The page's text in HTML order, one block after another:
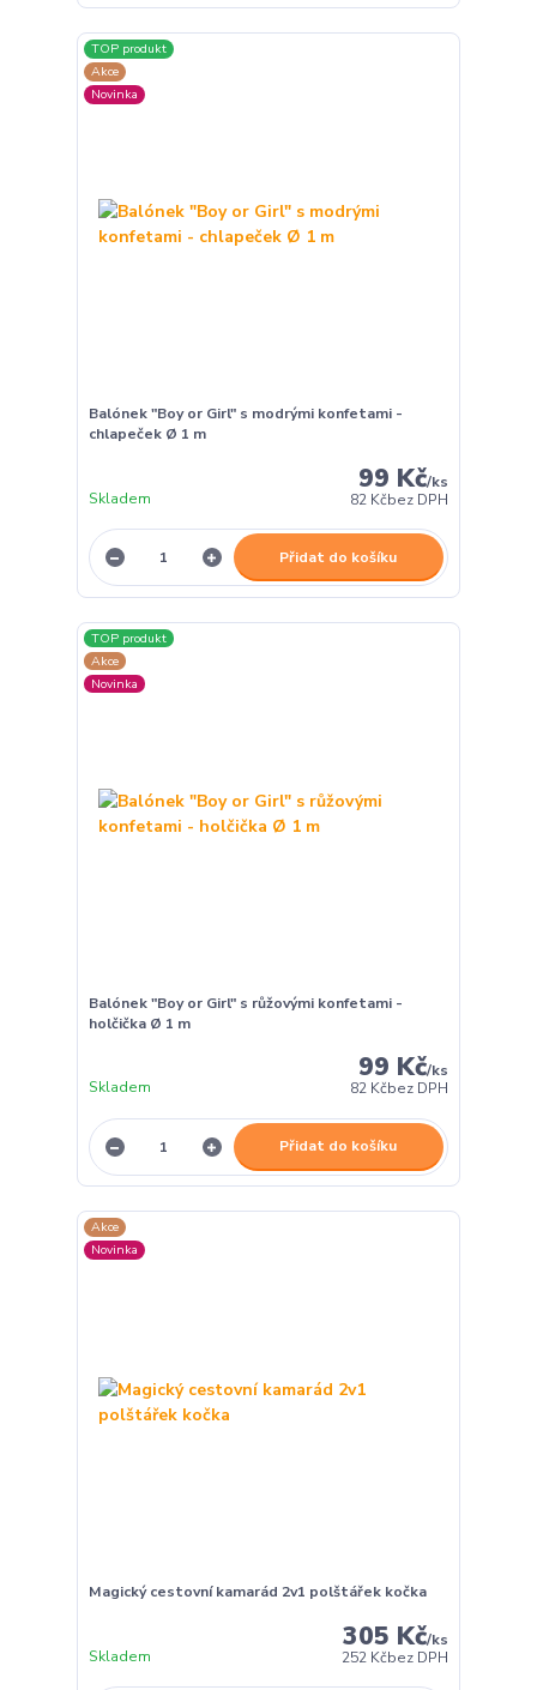
TOP produkt
Akce
Novinka
Balónek "Boy or Girl" s modrými konfetami -
chlapeček Ø 1 m
99 Kč/ks
82 Kčbez DPH
Skladem
Přidat do košíku
TOP produkt
Akce
Novinka
Balónek "Boy or Girl" s růžovými konfetami -
holčička Ø 1 m
99 Kč/ks
82 Kčbez DPH
Skladem
Přidat do košíku
Akce
Novinka
Magický cestovní kamarád 2v1 polštářek kočka
305 Kč/ks
252 Kčbez DPH
Skladem